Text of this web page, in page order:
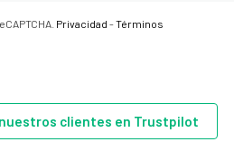
Privacidad -Términos
clientes en Trustpilot